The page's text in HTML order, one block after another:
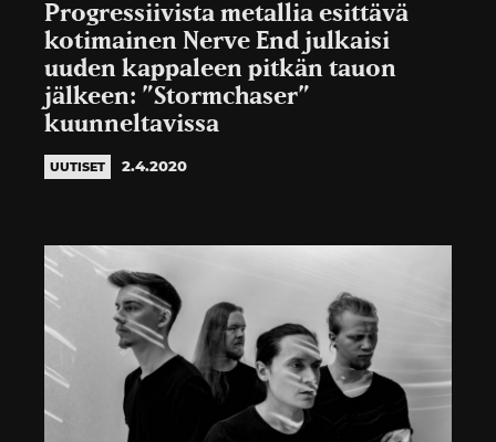
Progressiivista metallia esittävä
kotimainen Nerve End julkaisi
uuden kappaleen pitkän tauon
jälkeen: ”Stormchaser”
kuunneltavissa
UUTISET 2.4.2020